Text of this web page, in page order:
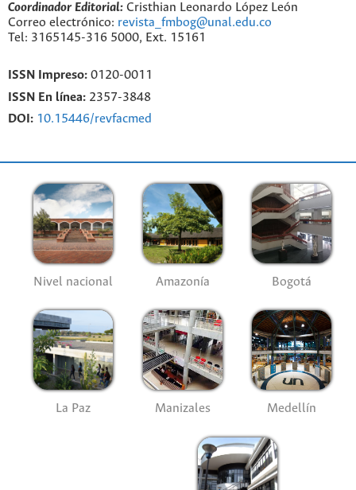
Coordinador Editorial: Cristhian Leonardo López León
Correo electrónico: revista_fmbog@unal.edu.co
Tel: 3165145-316 5000, Ext. 15161
ISSN Impreso: 0120-0011
ISSN En línea: 2357-3848
DOI: 10.15446/revfacmed
Nivel nacional Amazonía Bogotá
La Paz Manizales Medellín